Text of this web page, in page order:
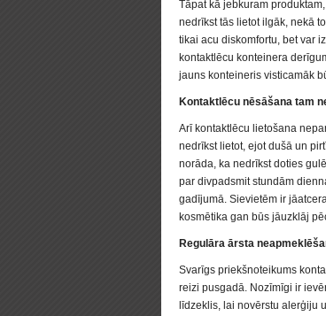
Tāpat kā jebkuram
nedrīkst tās lietot ilgāk, nekā
tikai acu diskomfortu, bet var
kontaktlēcu konteinera
jauns konteineris visticamāk
Kontaktlēcu nēsāšana tam
Arī kontaktlēcu lietošana
nedrīkst lietot, ejot dušā un
norāda, ka nedrīkst doties
par divpadsmit stundām
gadījumā. Sievietēm ir
kosmētika gan būs jāuzklāj
Regulāra ārsta
Svarīgs priekšnoteikums
reizi pusgadā. Nozīmīgi ir
līdzeklis, lai novērstu alerģiju